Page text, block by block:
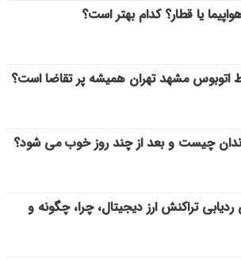
یا قطار؟ کدام بهتر است؟
اتوبوس مشهد تهران همیشه پر تقاضا است؟
چیست و بعد از چند روز خوب می‌ شود؟
ردیابی تراکنش ارز دیجیتال، چرا، چگونه و